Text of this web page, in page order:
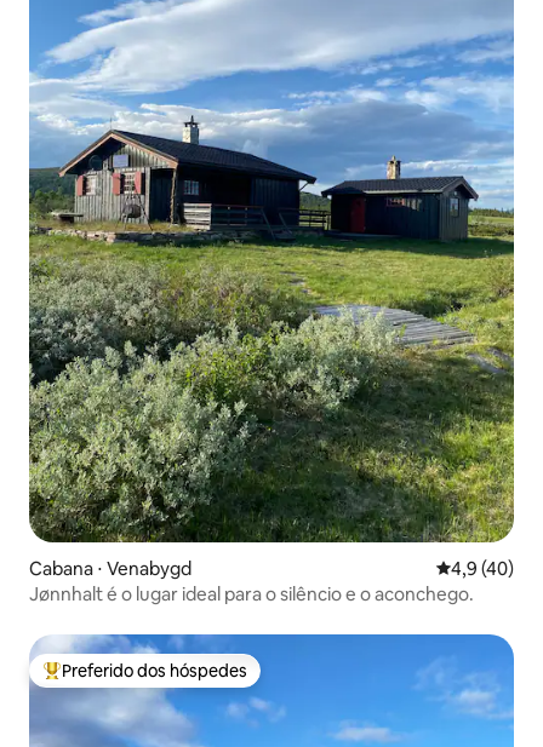
Cabana ⋅ Venabygd 4,9 de uma
4,9 (40)
Jønnhalt é o lugar ideal para o silêncio e o aconchego.
Entre os melhores preferidos dos hóspedes
Preferido dos hóspedes